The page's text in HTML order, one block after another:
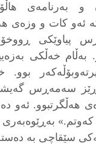
و بەرنامەی
ئەو کات و وزەی
پیاوێکی
خەڵکی
بوو.
سەمەڕس
هەڵگرتبوو. ئەو
سێقاچی بە